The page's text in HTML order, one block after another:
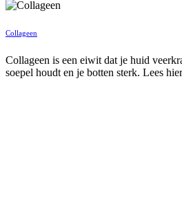
Collageen
Collageen is een eiwit dat je huid
soepel houdt en je botten sterk. Lees